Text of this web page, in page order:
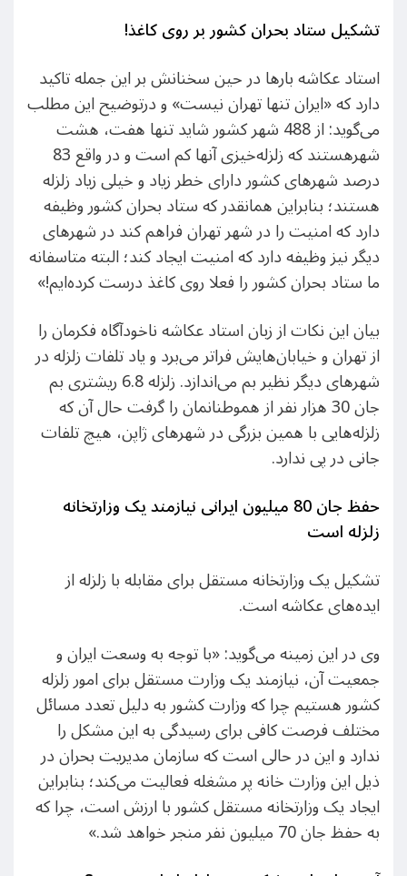
تشکیل ستاد بحران کشور بر روی کاغذ!
استاد عکاشه بارها در حین سخنانش بر این جمله تاکید
دارد که «ایران تنها تهران نیست» و درتوضیح این مطلب
می‌گوید: از 488 شهر کشور شاید تنها هفت، هشت
شهرهستند که زلزله‌خیزی آنها کم است و در واقع 83
درصد شهرهای کشور دارای خطر زیاد و خیلی زیاد زلزله
هستند؛ بنابراین همانقدر که ستاد بحران کشور وظیفه
دارد که امنیت را در شهر تهران فراهم کند در شهرهای
دیگر نیز وظیفه دارد که امنیت ایجاد کند؛ البته متاسفانه
ما ستاد بحران کشور را فعلا روی کاغذ درست کرده‌ایم!»
بیان این نکات از زبان استاد عکاشه ناخودآگاه فکرمان را
از تهران و خیابان‌هایش فراتر می‌برد و یاد تلفات زلزله در
شهرهای دیگر نظیر بم می‌اندازد. زلزله 6.8 ریشتری بم
جان 30 هزار نفر از هموطنانمان را گرفت حال آن که
زلزله‌هایی با همین بزرگی در شهرهای ژاپن، هیچ تلفات
جانی در پی ندارد.
حفظ جان 80 میلیون ایرانی نیازمند یک وزارتخانه
زلزله است
تشکیل یک وزارتخانه مستقل برای مقابله با زلزله از
ایده‌های عکاشه است.
وی در این زمینه می‌گوید: «با توجه به وسعت ایران و
جمعیت آن، نیازمند یک وزارت مستقل برای امور زلزله
کشور هستیم چرا که وزارت کشور به دلیل تعدد مسائل
مختلف فرصت کافی برای رسیدگی به این مشکل را
ندارد و این در حالی است که سازمان مدیریت بحران در
ذیل این وزارت خانه پر مشغله فعالیت می‌کند؛ بنابراین
ایجاد یک وزارتخانه مستقل کشور با ارزش است، چرا که
به حفظ جان 70 میلیون نفر منجر خواهد شد.»